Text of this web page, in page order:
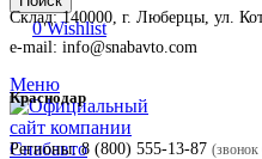
0Wishlist
Меню
Склад: 140000, г. Люберцы, ул.
e-mail: info@snabavto.com
Краснодар
Регионы:8 (800) 555-13-87 (звонок